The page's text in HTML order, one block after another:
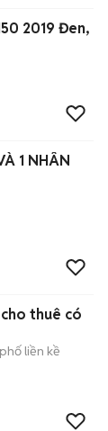
2019 Đen,
1 NHÂN
cho thuê có
liền kề